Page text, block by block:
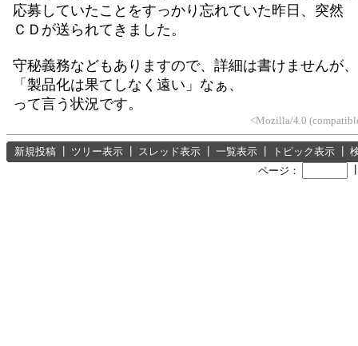
応募していたことをすっかり忘れていた昨日、突然
ＣＤが送られてきました。
守秘義務などもありますので、詳細は書けませんが、
「製品化は果てしなく遠い」なぁ、
って言う状況です。
<Mozilla/4.0
新規投稿 ツリー表示 スレッド表示 一覧表示 トピック表示
ページ：